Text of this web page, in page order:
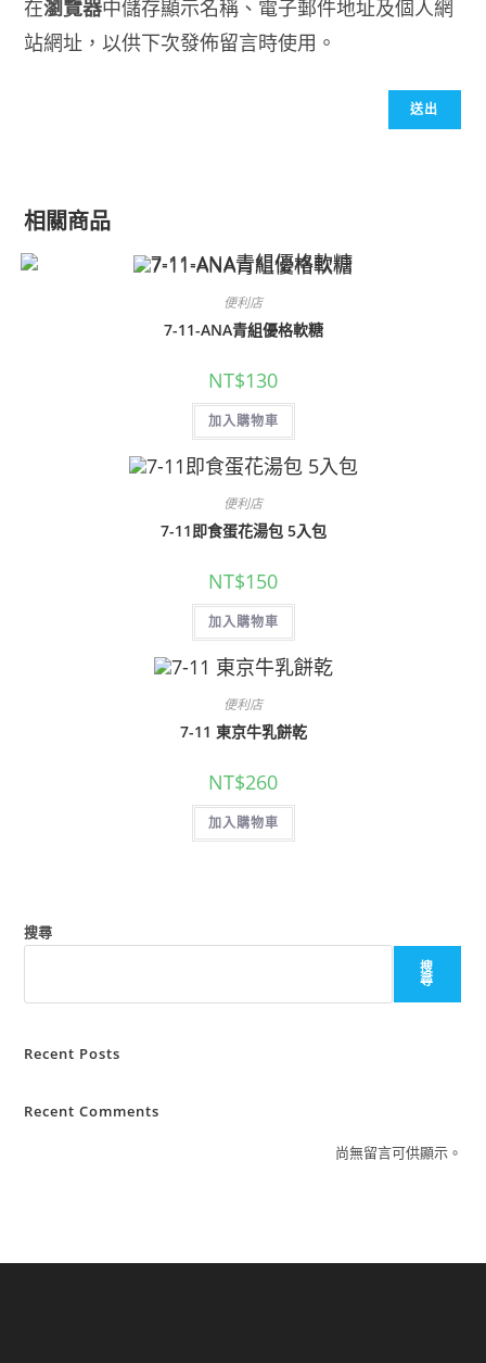
在瀏覽器中儲存顯示名稱、電子郵件地址及個人網
站網址，以供下次發佈留言時使用。
相關商品
便利店
7-11-ANA青組優格軟糖
NT$130
加入購物車
便利店
7-11即食蛋花湯包 5入包
NT$150
加入購物車
便利店
7-11 東京牛乳餅乾
NT$260
加入購物車
搜尋
搜
尋
Recent Posts
Recent Comments
尚無留言可供顯示。